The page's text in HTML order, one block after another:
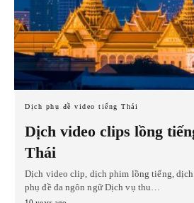
Dịch phụ đề video tiếng Thái
Dịch video clips lồng
Thái
Dịch video clip, dịch phim lồng tiếng, dịch
phụ đề đa ngôn ngữ Dịch vụ thu…